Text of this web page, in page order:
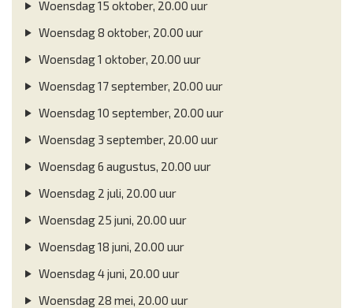
Woensdag 15 oktober, 20.00 uur
Woensdag 8 oktober, 20.00 uur
Woensdag 1 oktober, 20.00 uur
Woensdag 17 september, 20.00 uur
Woensdag 10 september, 20.00 uur
Woensdag 3 september, 20.00 uur
Woensdag 6 augustus, 20.00 uur
Woensdag 2 juli, 20.00 uur
Woensdag 25 juni, 20.00 uur
Woensdag 18 juni, 20.00 uur
Woensdag 4 juni, 20.00 uur
Woensdag 28 mei, 20.00 uur